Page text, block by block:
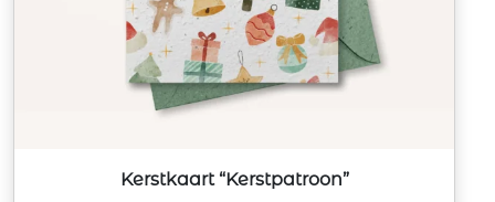
Kerstkaart “Kerstpatroon”